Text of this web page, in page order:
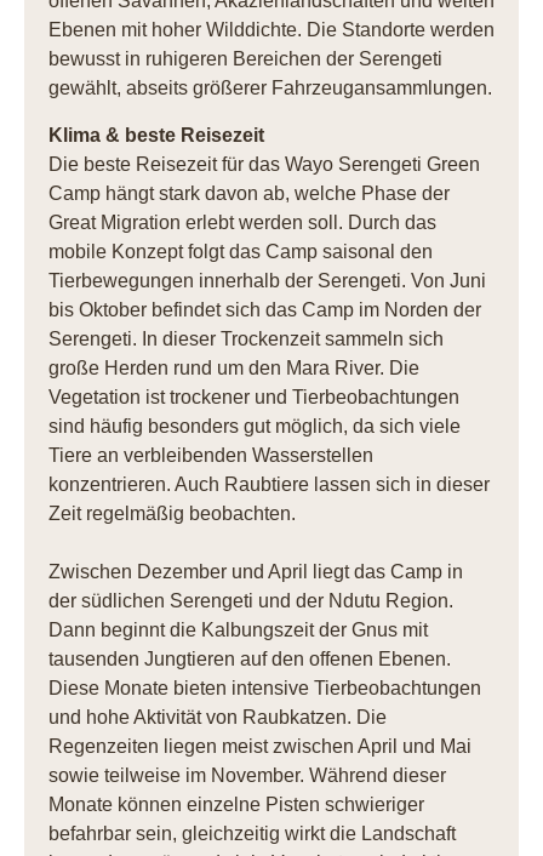
Ebenen mit hoher Wilddichte. Die Standorte werden
bewusst in ruhigeren Bereichen der Serengeti
gewählt, abseits größerer Fahrzeugansammlungen.
Klima & beste Reisezeit
Die beste Reisezeit für das Wayo Serengeti Green
Camp hängt stark davon ab, welche Phase der
Great Migration erlebt werden soll. Durch das
mobile Konzept folgt das Camp saisonal den
Tierbewegungen innerhalb der Serengeti. Von Juni
bis Oktober befindet sich das Camp im Norden der
Serengeti. In dieser Trockenzeit sammeln sich
große Herden rund um den Mara River. Die
Vegetation ist trockener und Tierbeobachtungen
sind häufig besonders gut möglich, da sich viele
Tiere an verbleibenden Wasserstellen
konzentrieren. Auch Raubtiere lassen sich in dieser
Zeit regelmäßig beobachten.
Zwischen Dezember und April liegt das Camp in
der südlichen Serengeti und der Ndutu Region.
Dann beginnt die Kalbungszeit der Gnus mit
tausenden Jungtieren auf den offenen Ebenen.
Diese Monate bieten intensive Tierbeobachtungen
und hohe Aktivität von Raubkatzen. Die
Regenzeiten liegen meist zwischen April und Mai
sowie teilweise im November. Während dieser
Monate können einzelne Pisten schwieriger
befahrbar sein, gleichzeitig wirkt die Landschaft